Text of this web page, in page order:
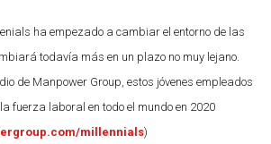
ha empezado a cambiar el entorno de las
todavía más en un plazo no muy lejano.
de Manpower Group, estos jóvenes empleados
fuerza laboral en todo el mundo en 2020
millennials)